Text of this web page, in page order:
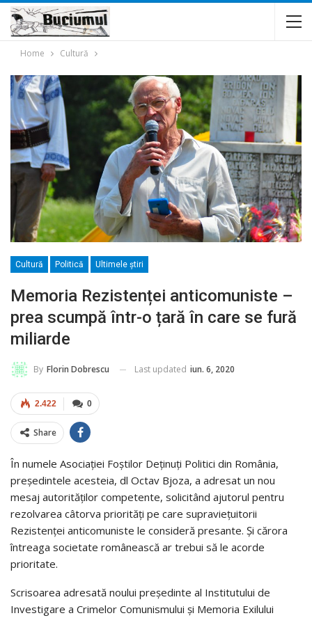
Home Cultură
Cultură Politică Ultimele ştiri
Memoria Rezistenței anticomuniste –
prea scumpă într-o țară în care se fură
miliarde
By Florin Dobrescu Last updated iun. 6, 2020
0
2.422
Share
În numele Asociației Foștilor Deținuți Politici din România,
președintele acesteia, dl Octav Bjoza, a adresat un nou
mesaj autorităților competente, solicitând ajutorul pentru
rezolvarea câtorva priorități pe care supraviețuitorii
Rezistenței anticomuniste le consideră presante. Și cărora
întreaga societate românească ar trebui să le acorde
prioritate.
Scrisoarea adresată noului președinte al Institutului de
Investigare a Crimelor Comunismului și Memoria Exilului